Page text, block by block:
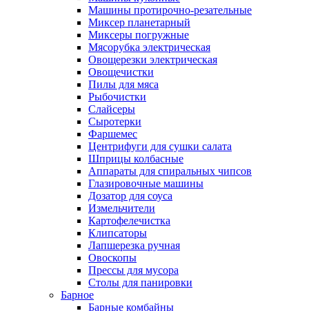
Машины протирочно-резательные
Миксер планетарный
Миксеры погружные
Мясорубка электрическая
Овощерезки электрическая
Овощечистки
Пилы для мяса
Рыбочистки
Слайсеры
Сыротерки
Фаршемес
Центрифуги для сушки салата
Шприцы колбасные
Аппараты для спиральных чипсов
Глазировочные машины
Дозатор для соуса
Измельчители
Картофелечистка
Клипсаторы
Лапшерезка ручная
Овоскопы
Прессы для мусора
Столы для панировки
Барное
Барные комбайны